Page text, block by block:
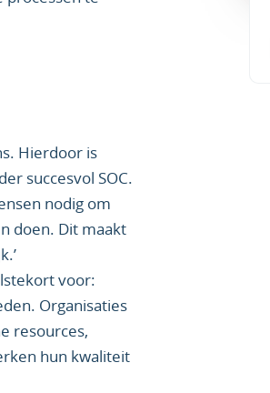
Hierdoor is
succesvol SOC.
nodig om
doen. Dit maakt
voor:
Organisaties
resources,
hun kwaliteit